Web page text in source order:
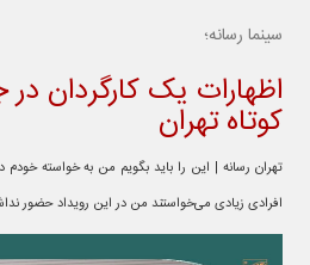
سینما رسانه؛
اظهارات یک کارگردان در
کوتاه تهران
تهران رسانه | این را باید بگویم من به خواسته
افرادی زیادی می‌خواستند من در این رویداد حضور